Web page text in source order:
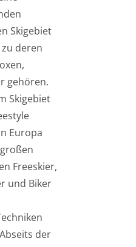
Skigebiet
deren
gehören.
Skigebiet
Europa
Freeskier,
und Biker
der